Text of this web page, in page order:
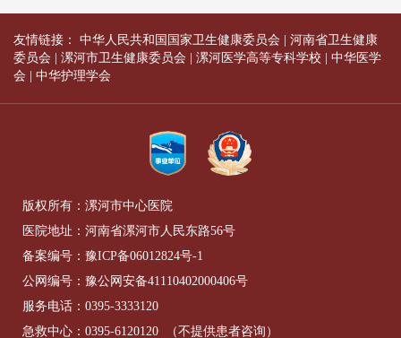
友情链接： 中华人民共和国国家卫生健康委员会
河南省卫生健康
委员会
漯河市卫生健康委员会 漯河医学高等专科学校
中华医学
会
中华护理学会
版权所有：漯河市中心医院
医院地址：河南省漯河市人民东路56号
备案编号： 豫ICP备06012824号-1
公网编号： 豫公网安备41110402000406号
服务电话： 0395-3333120
急救中心： 0395-6120120 （不提供患者咨询）